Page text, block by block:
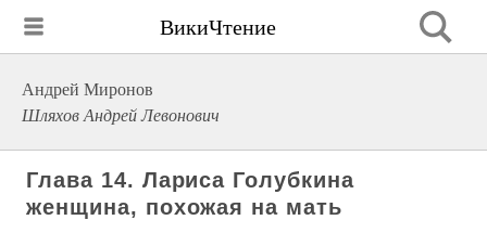
ВикиЧтение
Андрей Миронов
Шляхов Андрей Левонович
Глава 14. Лариса Голубкина
женщина, похожая на мать